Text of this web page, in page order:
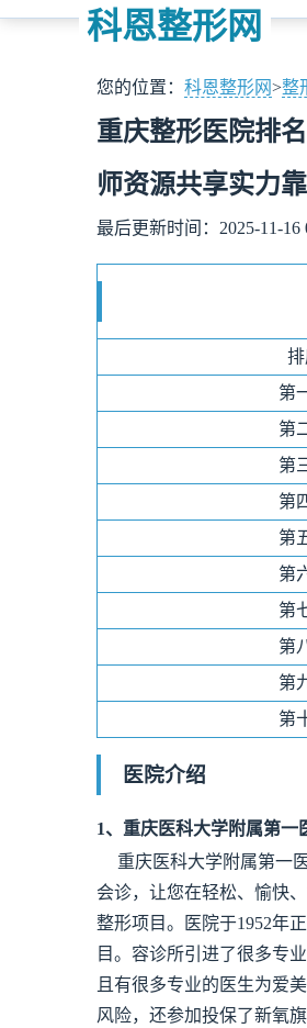
科恩整形网
您的位置： 科恩整形网>整
重庆整形医院排
师资源共享实力
最后更新时间：2025-11-16
第
第
第
第
第
第
第
第
第
第
医院介绍
1、 重庆医科大学附属第一
重庆医科大学附属第一
会诊，让您在轻松、愉快
整形项目。医院于1952年
目。容诊所引进了很多专
且有很多专业的医生为爱
风险，还参加投保了新氧